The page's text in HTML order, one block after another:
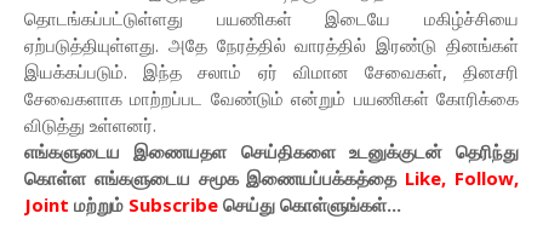
தொடங்கப்பட்டுள்ளது பயணிகள் இடையே மகிழ்ச்சியை
ஏற்படுத்தியுள்ளது. அதே நேரத்தில் வாரத்தில் இரண்டு தினங்கள்
இயக்கப்படும். இந்த சலாம் ஏர் விமான சேவைகள், தினசரி
சேவைகளாக மாற்றப்பட வேண்டும் என்றும் பயணிகள் கோரிக்கை
விடுத்து உள்ளனர்.
எங்களுடைய இணையதள செய்திகளை உடனுக்குடன் தெரிந்து
கொள்ள எங்களுடைய சமூக இணையப்பக்கத்தை Like, Follow,
Joint மற்றும் Subscribe செய்து கொள்ளுங்கள்...